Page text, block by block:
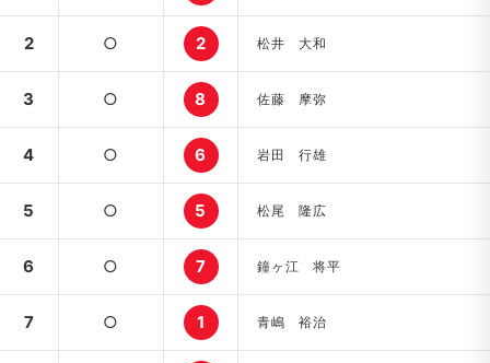
2 ○ 2 松井 大和
3 ○ 8 佐藤 摩弥
4 ○ 6 岩田 行雄
5 ○ 5 松尾 隆広
6 ○ 7 鐘ヶ江 将平
7 ○ 1 青嶋 裕治